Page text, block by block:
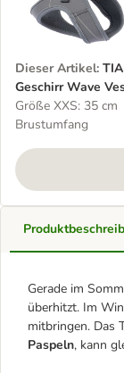
Dieser Artikel:
Geschirr Wave
anthrazit
Größe XXS: 35 cm
Brustumfang
Gerade im
überhitzt. Im
mitbringen. Das
Paspeln, kann